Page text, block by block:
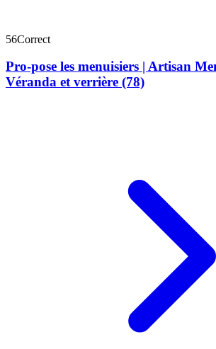
56Correct
Pro-pose les menuisiers | Artisan
Véranda et verrière (78)